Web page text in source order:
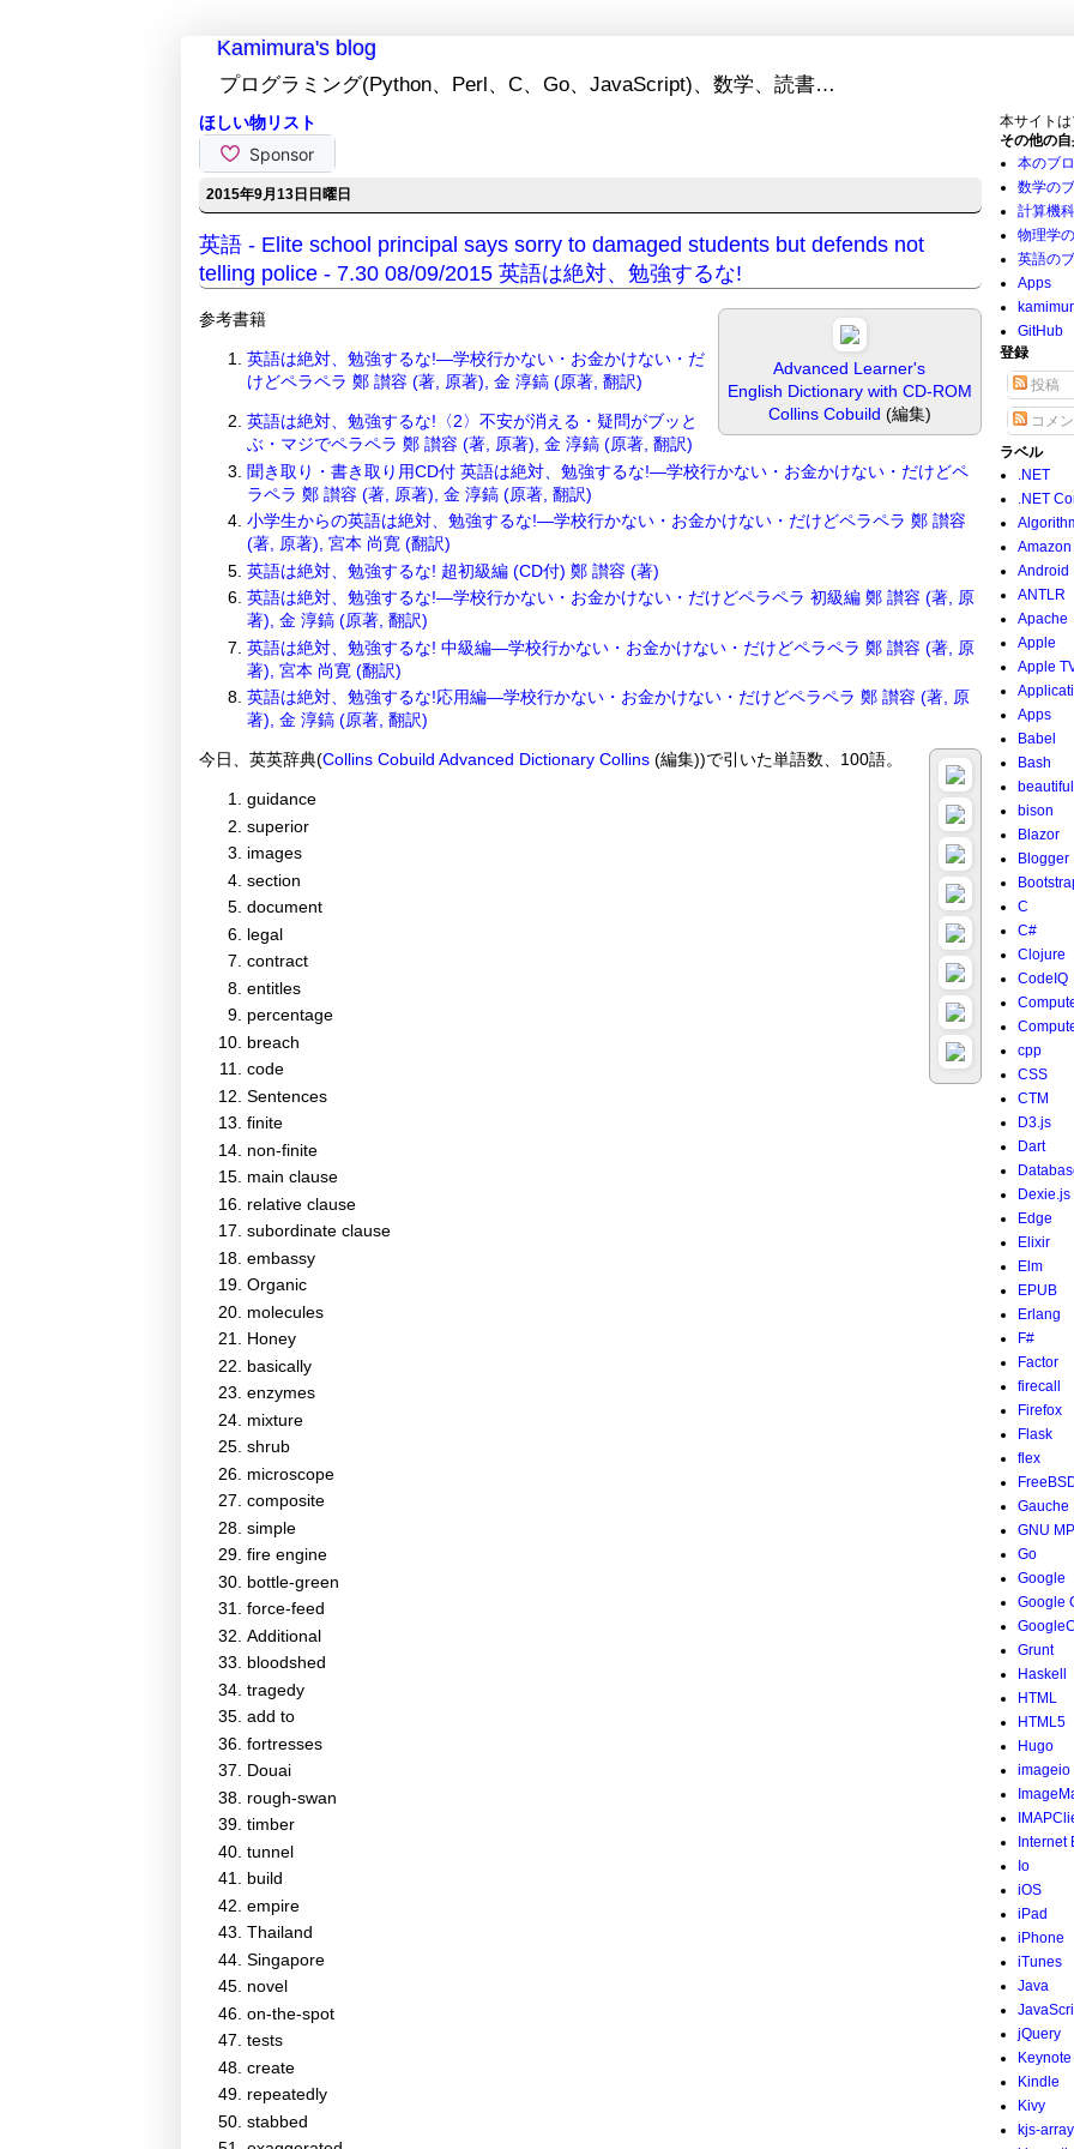
Kamimura's blog
プログラミング(Python、Perl、C、Go、JavaScript)、数学、読書…
ほしい物リスト
2015年9月13日日曜日
英語 - Elite school principal says sorry to damaged students but defends not
telling police - 7.30 08/09/2015 英語は絶対、勉強するな!
Advanced Learner's
English Dictionary with CD-ROM
Collins Cobuild (編集)
参考書籍
英語は絶対、勉強するな!―学校行かない・お金かけない・だ
けどペラペラ 鄭 讃容 (著, 原著), 金 淳鎬 (原著, 翻訳)
英語は絶対、勉強するな!〈2〉不安が消える・疑問がブッと
ぶ・マジでペラペラ 鄭 讃容 (著, 原著), 金 淳鎬 (原著, 翻訳)
聞き取り・書き取り用CD付 英語は絶対、勉強するな!―学校行かない・お金かけない・だけどペ
ラペラ 鄭 讃容 (著, 原著), 金 淳鎬 (原著, 翻訳)
小学生からの英語は絶対、勉強するな!―学校行かない・お金かけない・だけどペラペラ 鄭 讃容
(著, 原著), 宮本 尚寛 (翻訳)
英語は絶対、勉強するな! 超初級編 (CD付) 鄭 讃容 (著)
英語は絶対、勉強するな!―学校行かない・お金かけない・だけどペラペラ 初級編 鄭 讃容 (著, 原
著), 金 淳鎬 (原著, 翻訳)
英語は絶対、勉強するな! 中級編―学校行かない・お金かけない・だけどペラペラ 鄭 讃容 (著, 原
著), 宮本 尚寛 (翻訳)
英語は絶対、勉強するな!応用編―学校行かない・お金かけない・だけどペラペラ 鄭 讃容 (著, 原
著), 金 淳鎬 (原著, 翻訳)
今日、英英辞典(Collins Cobuild Advanced Dictionary Collins(編集))で引いた単語数、100語。
guidance
superior
images
section
document
legal
contract
entitles
percentage
breach
code
Sentences
finite
non-finite
main clause
relative clause
subordinate clause
embassy
Organic
molecules
Honey
basically
enzymes
mixture
shrub
microscope
composite
simple
fire engine
bottle-green
force-feed
Additional
bloodshed
tragedy
add to
fortresses
Douai
rough-swan
timber
tunnel
build
empire
Thailand
Singapore
novel
on-the-spot
tests
create
repeatedly
stabbed
本サイトは
その他の
本のブ
数学の
計算機
物理学
英語の
Apps
GitHub
登録
投稿
コメン
ラベル
.NET
.NET
Amazon
Android
ANTLR
Apache
Apple
Apple
Apps
Babel
Bash
bison
Blazor
Blogger
C
C#
Clojure
CodeIQ
cpp
CSS
CTM
D3.js
Dart
Dexie.js
Edge
Elixir
Elm
EPUB
Erlang
F#
Factor
firecall
Firefox
Flask
flex
Gauche
GNU
Go
Google
Google
Grunt
Haskell
HTML
HTML5
Hugo
imageio
Internet
Io
iOS
iPad
iPhone
iTunes
Java
jQuery
Keynote
Kindle
Kivy
kjs-array